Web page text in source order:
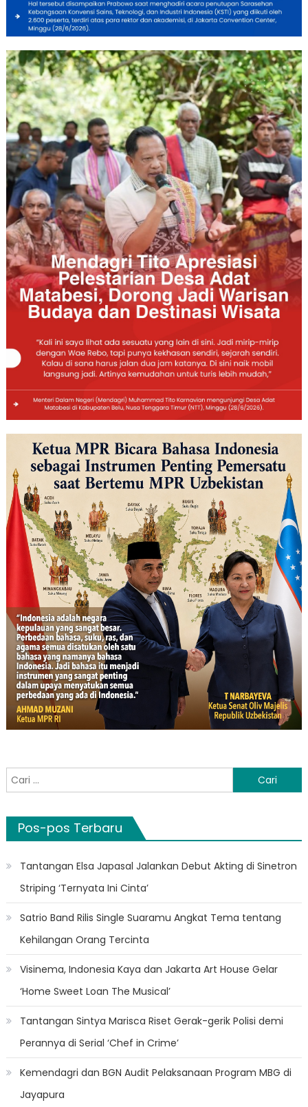
Cari
untuk:
Pos-pos Terbaru
Tantangan Elsa Japasal Jalankan Debut Akting di Sinetron
Striping ‘Ternyata Ini Cinta’
Satrio Band Rilis Single Suaramu Angkat Tema tentang
Kehilangan Orang Tercinta
Visinema, Indonesia Kaya dan Jakarta Art House Gelar
‘Home Sweet Loan The Musical’
Tantangan Sintya Marisca Riset Gerak-gerik Polisi demi
Perannya di Serial ‘Chef in Crime’
Kemendagri dan BGN Audit Pelaksanaan Program MBG di
Jayapura